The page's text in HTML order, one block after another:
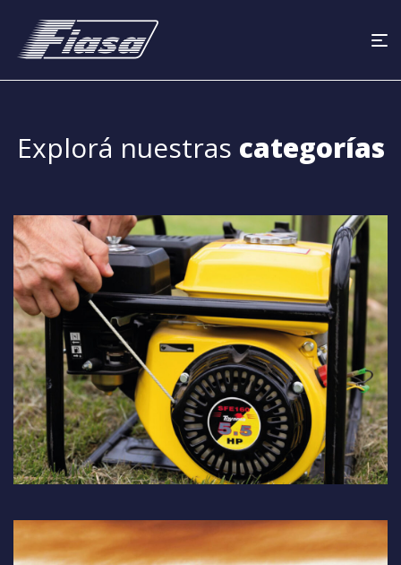
Explorá nuestras categorías
Productos de Fuerza:
Soluciones potentes y duraderas para
comercios, el sector agrícola e industrial.